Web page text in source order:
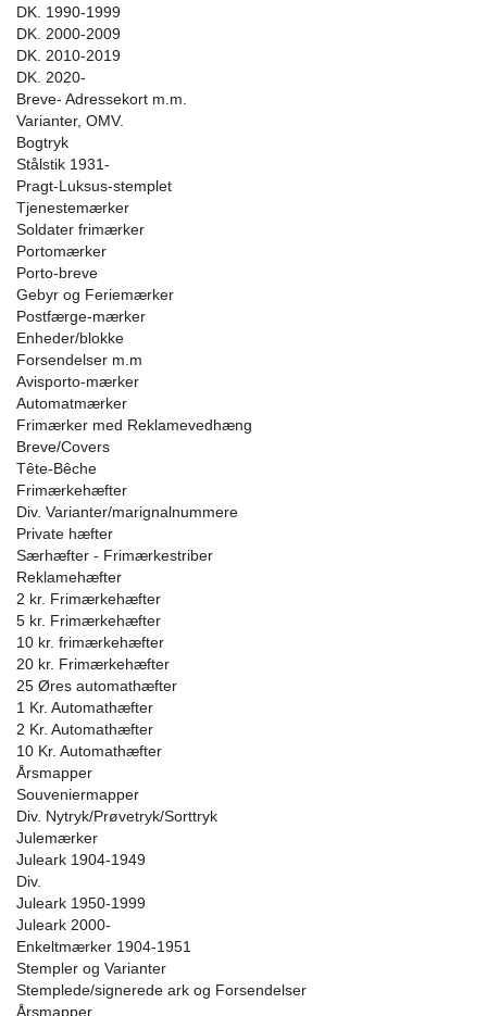
DK. 1990-1999
DK. 2000-2009
DK. 2010-2019
DK. 2020-
Breve- Adressekort m.m.
Varianter, OMV.
Bogtryk
Stålstik 1931-
Pragt-Luksus-stemplet
Tjenestemærker
Soldater frimærker
Portomærker
Porto-breve
Gebyr og Feriemærker
Postfærge-mærker
Enheder/blokke
Forsendelser m.m
Avisporto-mærker
Automatmærker
Frimærker med Reklamevedhæng
Breve/Covers
Tête-Bêche
Frimærkehæfter
Div. Varianter/marignalnummere
Private hæfter
Særhæfter - Frimærkestriber
Reklamehæfter
2 kr. Frimærkehæfter
5 kr. Frimærkehæfter
10 kr. frimærkehæfter
20 kr. Frimærkehæfter
25 Øres automathæfter
1 Kr. Automathæfter
2 Kr. Automathæfter
10 Kr. Automathæfter
Årsmapper
Souveniermapper
Div. Nytryk/Prøvetryk/Sorttryk
Julemærker
Juleark 1904-1949
Div.
Juleark 1950-1999
Juleark 2000-
Enkeltmærker 1904-1951
Stempler og Varianter
Stemplede/signerede ark og Forsendelser
Årsmapper